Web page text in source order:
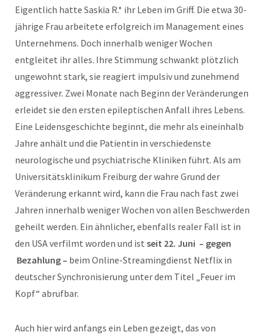
Eigentlich hatte Saskia R.* ihr Leben im Griff. Die etwa 30-
jährige Frau arbeitete erfolgreich im Management eines
Unternehmens. Doch innerhalb weniger Wochen
entgleitet ihr alles. Ihre Stimmung schwankt plötzlich
ungewohnt stark, sie reagiert impulsiv und zunehmend
aggressiver. Zwei Monate nach Beginn der Veränderungen
erleidet sie den ersten epileptischen Anfall ihres Lebens.
Eine Leidensgeschichte beginnt, die mehr als eineinhalb
Jahre anhält und die Patientin in verschiedenste
neurologische und psychiatrische Kliniken führt. Als am
Universitätsklinikum Freiburg der wahre Grund der
Veränderung erkannt wird, kann die Frau nach fast zwei
Jahren innerhalb weniger Wochen von allen Beschwerden
geheilt werden. Ein ähnlicher, ebenfalls realer Fall ist in
den USA verfilmt worden und ist seit 22. Juni – gegen
Bezahlung – beim Online-Streamingdienst Netflix in
deutscher Synchronisierung unter dem Titel „Feuer im
Kopf“ abrufbar.
Auch hier wird anfangs ein Leben gezeigt, das von